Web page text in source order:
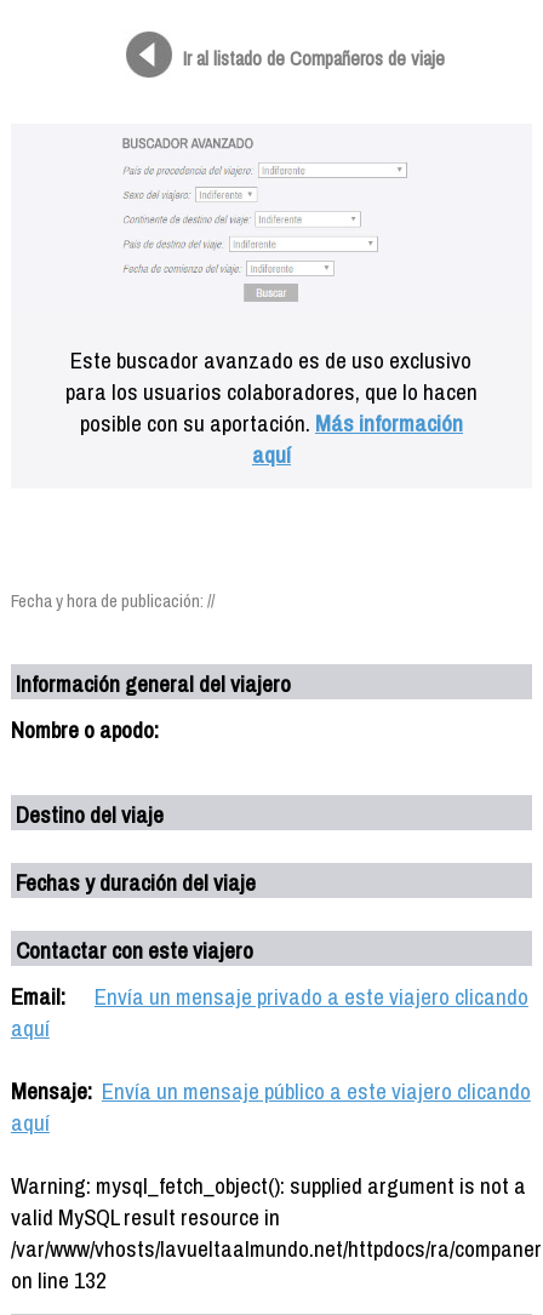
Ir al listado de Compañeros de viaje
Este buscador avanzado es de uso exclusivo
para los usuarios colaboradores, que lo hacen
posible con su aportación. Más información
aquí
Fecha y hora de publicación: //
Información general del viajero
Nombre o apodo:
Destino del viaje
Fechas y duración del viaje
Contactar con este viajero
Email:
Envía un mensaje privado a este viajero clicando
aquí
Mensaje: Envía un mensaje público a este viajero clicando
aquí
Warning: mysql_fetch_object(): supplied argument is not a
valid MySQL result resource in
/var/www/vhosts/lavueltaalmundo.net/httpdocs/ra/
on line 132